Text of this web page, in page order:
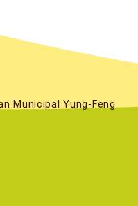
Municipal Yung-Feng